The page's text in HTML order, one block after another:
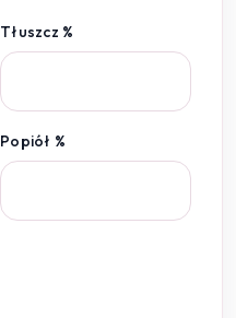
Tłuszcz %
Popiół %